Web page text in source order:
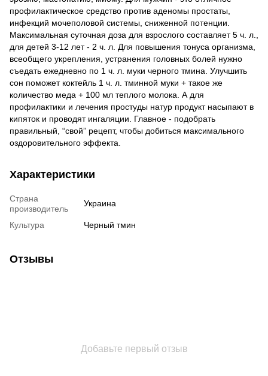
профилактическое средство против аденомы простаты,
инфекций мочеполовой системы, сниженной потенции.
Максимальная суточная доза для взрослого составляет 5 ч. л.,
для детей 3-12 лет - 2 ч. л. Для повышения тонуса организма,
всеобщего укрепления, устранения головных болей нужно
съедать ежедневно по 1 ч. л. муки черного тмина. Улучшить
сон поможет коктейль 1 ч. л. тминной муки + такое же
количество меда + 100 мл теплого молока. А для
профилактики и лечения простуды натур продукт насыпают в
кипяток и проводят ингаляции. Главное - подобрать
правильный, “свой” рецепт, чтобы добиться максимального
оздоровительного эффекта.
Характеристики
Страна
производитель
Украина
Культура Черный тмин
Отзывы
Добавьте первый отзыв